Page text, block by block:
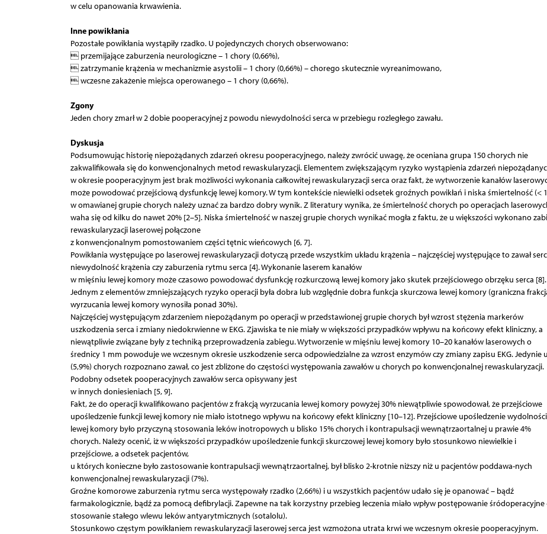
w celu opanowania krwawienia.
Inne powikłania
Pozostałe powikłania wystąpiły rzadko. U pojedynczych chorych obserwowano:
 przemijające zaburzenia neurologiczne – 1 chory (0,66%),
 zatrzymanie krążenia w mechanizmie asystolii – 1 chory (0,66%) – chorego skutecznie wyreanimowano,
 wczesne zakażenie miejsca operowanego – 1 chory (0,66%).
Zgony
Jeden chory zmarł w 2 dobie pooperacyjnej z powodu niewydolności serca w przebiegu rozległego zawału.
Dyskusja
Podsumowując historię niepożądanych zdarzeń okresu pooperacyjnego, należy zwrócić uwagę, że oceniana grupa 150 chorych nie
zakwalifikowała się do konwencjonalnych metod rewaskularyzacji. Elementem zwiększającym ryzyko wystąpienia zdarzeń
w okresie pooperacyjnym jest brak możliwości wykonania całkowitej rewaskularyzacji serca oraz fakt, że wytworzenie kanałów
może powodować przejściową dysfunkcję lewej komory. W tym kontekście niewielki odsetek groźnych powikłań i niska śmiertelność (<
w omawianej grupie chorych należy uznać za bardzo dobry wynik. Z literatury wynika, że śmiertelność chorych po operacjach
waha się od kilku do nawet 20% [2–5]. Niska śmiertelność w naszej grupie chorych wynikać mogła z faktu, że u większości wykonano
rewaskularyzacji laserowej połączone
z konwencjonalnym pomostowaniem części tętnic wieńcowych [6, 7].
Powikłania występujące po laserowej rewaskularyzacji dotyczą przede wszystkim układu krążenia – najczęściej występujące to zawał
niewydolność krążenia czy zaburzenia rytmu serca [4]. Wykonanie laserem kanałów
w mięśniu lewej komory może czasowo powodować dysfunkcję rozkurczową lewej komory jako skutek przejściowego obrzęku serca [8].
Jednym z elementów zmniejszających ryzyko operacji była dobra lub względnie dobra funkcja skurczowa lewej komory (graniczna
wyrzucania lewej komory wynosiła ponad 30%).
Najczęściej występującym zdarzeniem niepożądanym po operacji w przedstawionej grupie chorych był wzrost stężenia markerów
uszkodzenia serca i zmiany niedokrwienne w EKG. Zjawiska te nie miały w większości przypadków wpływu na końcowy efekt kliniczny, a
niewątpliwie związane były z techniką przeprowadzenia zabiegu. Wytworzenie w mięśniu lewej komory 10–20 kanałów laserowych o
średnicy 1 mm powoduje we wczesnym okresie uszkodzenie serca odpowiedzialne za wzrost enzymów czy zmiany zapisu EKG. Jedynie
(5,9%) chorych rozpoznano zawał, co jest zbliżone do częstości występowania zawałów u chorych po konwencjonalnej rewaskularyzacji.
Podobny odsetek pooperacyjnych zawałów serca opisywany jest
w innych doniesieniach [5, 9].
Fakt, że do operacji kwalifikowano pacjentów z frakcją wyrzucania lewej komory powyżej 30% niewątpliwie spowodował, że przejściowe
upośledzenie funkcji lewej komory nie miało istotnego wpływu na końcowy efekt kliniczny [10–12]. Przejściowe upośledzenie wydolności
lewej komory było przyczyną stosowania leków inotropowych u blisko 15% chorych i kontrapulsacji wewnątrzaortalnej u prawie 4%
chorych. Należy ocenić, iż w większości przypadków upośledzenie funkcji skurczowej lewej komory było stosunkowo niewielkie i
przejściowe, a odsetek pacjentów,
u których konieczne było zastosowanie kontrapulsacji wewnątrzaortalnej, był blisko 2-krotnie niższy niż u pacjentów poddawa-nych
konwencjonalnej rewaskularyzacji (7%).
Groźne komorowe zaburzenia rytmu serca występowały rzadko (2,66%) i u wszystkich pacjentów udało się je opanować – bądź
farmakologicznie, bądź za pomocą defibrylacji. Zapewne na tak korzystny przebieg leczenia miało wpływ postępowanie śródoperacyjne
stosowanie stałego wlewu leków antyarytmicznych (sotalolu).
Stosunkowo częstym powikłaniem rewaskularyzacji laserowej serca jest wzmożona utrata krwi we wczesnym okresie pooperacyjnym.